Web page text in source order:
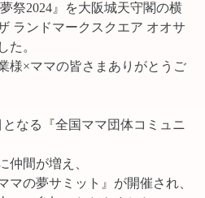
祭2024』を大阪城天守閣の横
ランドマークスクエア オオサ
た。
様×ママの皆さまありがとうご
なる『全国ママ団体コミュニ
仲間が増え、
マの夢サミット』が開催され、